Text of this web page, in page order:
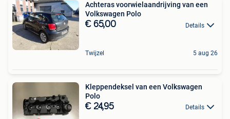
Achteras voorwielaandrijving van een
Volkswagen Polo
€ 65,00 Details
Twijzel 5 aug 26
Kleppendeksel van een Volkswagen
Polo
€ 24,95 Details